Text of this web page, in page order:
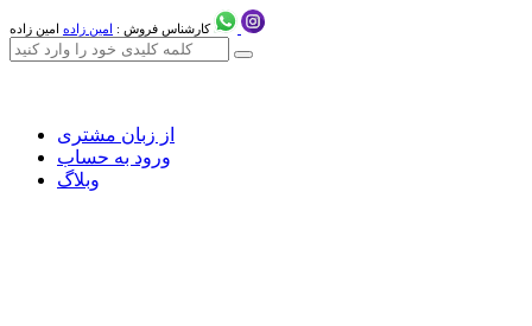
کارشناس فروش : امین زاده امین زاده
از زبان مشتری
ورود به حساب
وبلاگ